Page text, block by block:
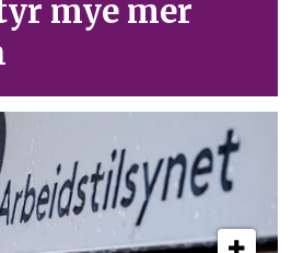
mye mer